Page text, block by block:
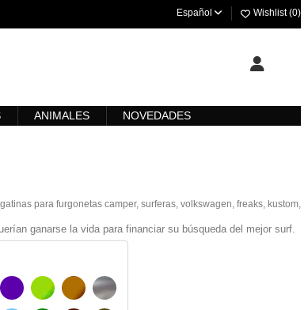
Español Wishlist (0)
ANIMALES NOVEDADES
para furgonetas camper, surferas, volkswagen, freaks, kustom,
ganarse la vida para financiar su búsqueda del mejor surf.
MORADOVERDE CLARO
AVELLANAPLATA